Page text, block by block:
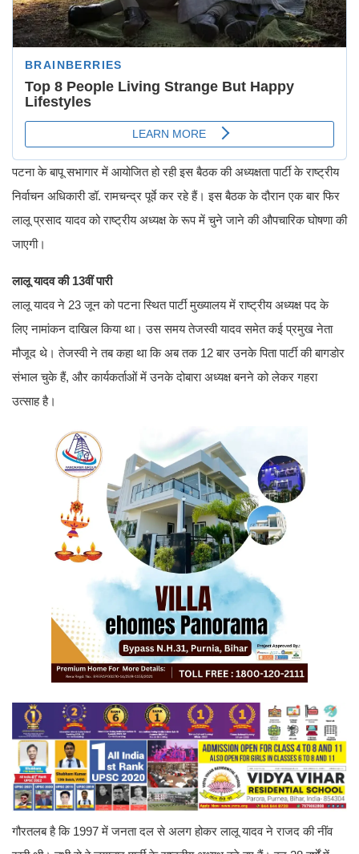
पटना के बापू सभागार में आयोजित हो रही इस बैठक की अध्यक्षता पार्टी के राष्ट्रीय
निर्वाचन अधिकारी डॉ. रामचन्द्र पूर्वे कर रहे हैं। इस बैठक के दौरान एक बार फिर
लालू प्रसाद यादव को राष्ट्रीय अध्यक्ष के रूप में चुने जाने की औपचारिक घोषणा की
जाएगी।
लालू यादव की 13वीं पारी
लालू यादव ने 23 जून को पटना स्थित पार्टी मुख्यालय में राष्ट्रीय अध्यक्ष पद के
लिए नामांकन दाखिल किया था। उस समय तेजस्वी यादव समेत कई प्रमुख नेता
मौजूद थे। तेजस्वी ने तब कहा था कि अब तक 12 बार उनके पिता पार्टी की बागडोर
संभाल चुके हैं, और कार्यकर्ताओं में उनके दोबारा अध्यक्ष बनने को लेकर गहरा
उत्साह है।
गौरतलब है कि 1997 में जनता दल से अलग होकर लालू यादव ने राजद की नींव